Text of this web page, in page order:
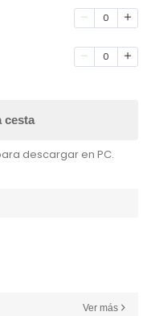
0
0
cesta
descargar en PC.
Ver más